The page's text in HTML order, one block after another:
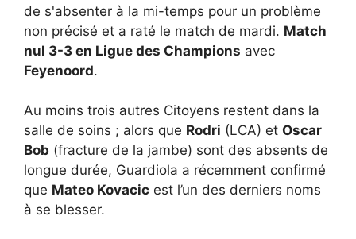
de s'absenter à la mi-temps pour un problème
non précisé et a raté le match de mardi. Match
nul 3-3 en Ligue des Champions avec
Feyenoord.
Au moins trois autres Citoyens restent dans la
salle de soins ; alors que Rodri (LCA) et Oscar
Bob (fracture de la jambe) sont des absents de
longue durée, Guardiola a récemment confirmé
que Mateo Kovacic est l’un des derniers noms
à se blesser.